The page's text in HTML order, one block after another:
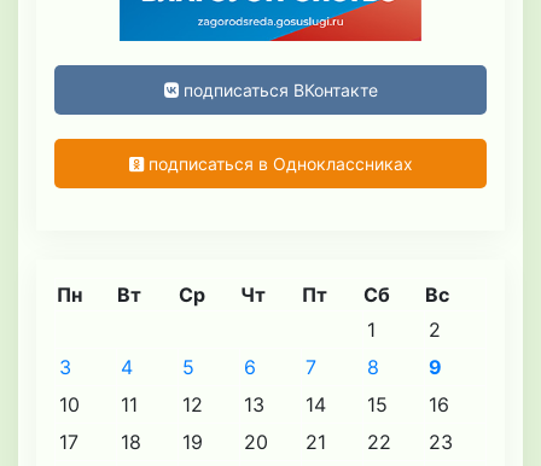
подписаться ВКонтакте
подписаться в Одноклассниках
Пн Вт Ср Чт Пт Сб Вс
1
2
3
4 5 6 7 8
9
10
11 12 13 14 15
16
17
18 19 20 21 22
23